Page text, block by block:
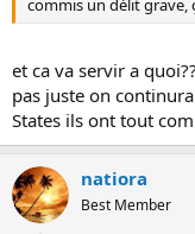
commis un délit grave,
et ca va servir a
pas juste on
States ils ont tout
natiora
Best Member